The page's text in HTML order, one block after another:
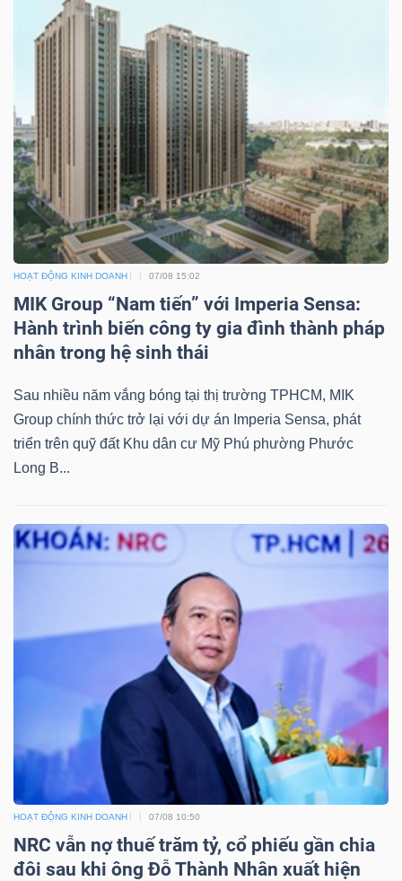
HOẠT ĐỘNG KINH DOANH 07/08 15:02
MIK Group “Nam tiến” với Imperia Sensa:
Hành trình biến công ty gia đình thành pháp
nhân trong hệ sinh thái
Sau nhiều năm vắng bóng tại thị trường TPHCM, MIK
Group chính thức trở lại với dự án Imperia Sensa, phát
triển trên quỹ đất Khu dân cư Mỹ Phú phường Phước
Long B...
HOẠT ĐỘNG KINH DOANH 07/08 10:50
NRC vẫn nợ thuế trăm tỷ, cổ phiếu gần chia
đôi sau khi ông Đỗ Thành Nhân xuất hiện
TRUYỀN
THÔNG
TIỆN
ÍCH
BẤT
ĐỘNG
SẢN
khoán
Lãnh
Tất cả Người nội bộ Người liên quan
Bài
viết
của
tác